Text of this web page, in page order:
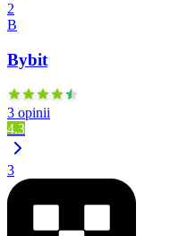
2
B
Bybit
3 opinii
4.3
3